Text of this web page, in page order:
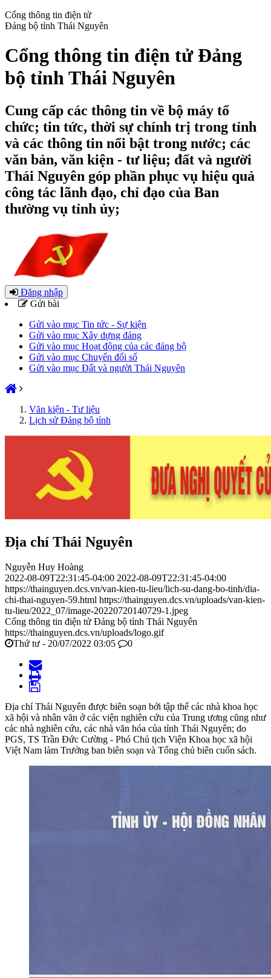
Cổng thông tin điện tử
Đảng bộ tỉnh Thái Nguyên
Cổng thông tin điện tử Đảng
bộ tỉnh Thái Nguyên
Cung cấp các thông tin về bộ máy tổ
chức; tin tức, thời sự chính trị trong tỉnh
và các thông tin nổi bật trong nước; các
văn bản, văn kiện - tư liệu; đất và người
Thái Nguyên góp phần phục vụ hiệu quả
công tác lãnh đạo, chỉ đạo của Ban
thường vụ tỉnh ủy;
Đăng nhập
Gửi bài
Gửi vào mục Tin tức - Sự kiện
Gửi vào mục Xây dựng đảng
Gửi vào mục Hoạt động của các đảng bộ
Gửi vào mục Chuyển đổi số
Gửi vào mục Đất và người Thái Nguyên
Văn kiện - Tư liệu
Lịch sử Đảng bộ tỉnh
Địa chí Thái Nguyên
Nguyễn Huy Hoàng
2022-08-09T22:31:45-04:00 2022-08-09T22:31:45-04:00
https://thainguyen.dcs.vn/van-kien-tu-lieu/lich-su-dang-bo-tinh/dia-
chi-thai-nguyen-59.html https://thainguyen.dcs.vn/uploads/van-kien-
tu-lieu/2022_07/image-20220720140729-1.jpeg
Cổng thông tin điện tử Đảng bộ tỉnh Thái Nguyên
https://thainguyen.dcs.vn/uploads/logo.gif
Thứ tư - 20/07/2022 03:05
0
Địa chí Thái Nguyên được biên soạn bởi tập thể các nhà khoa học
xã hội và nhân văn ở các viện nghiên cứu của Trung ương cũng như
các nhà nghiên cứu, các nhà văn hóa của tỉnh Thái Nguyên; do
PGS, TS Trần Đức Cường - Phó Chủ tịch Viện Khoa học xã hội
Việt Nam làm Trưởng ban biên soạn và Tổng chủ biên cuốn sách.